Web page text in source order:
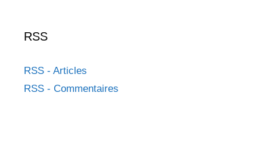
RSS
RSS - Articles
RSS - Commentaires